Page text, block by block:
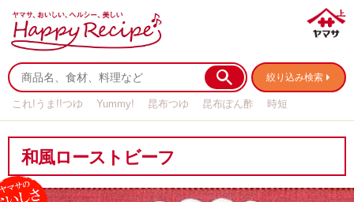
絞り込み検索
これ!うま!!つゆ Yummy! 昆布つゆ 昆布ぽん酢
時短
和風ローストビーフ